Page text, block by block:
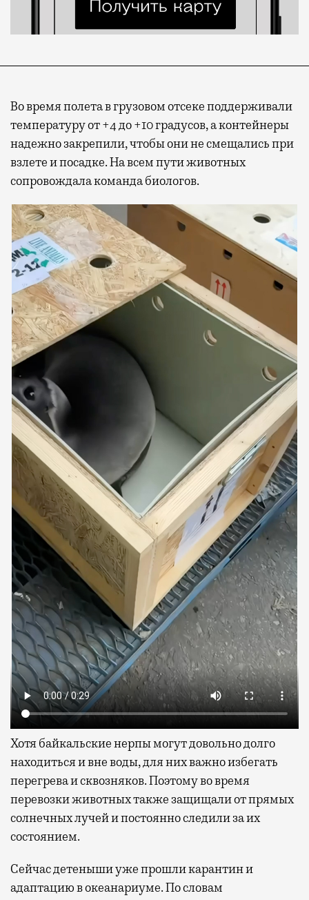
Во время полета в грузовом отсеке поддерживали
температуру от +4 до +10 градусов, а контейнеры
надежно закрепили, чтобы они не смещались при
взлете и посадке. На всем пути животных
сопровождала команда биологов.
Хотя байкальские нерпы могут довольно долго
находиться и вне воды, для них важно избегать
перегрева и сквозняков. Поэтому во время
перевозки животных также защищали от прямых
солнечных лучей и постоянно следили за их
состоянием.
Сейчас детеныши уже прошли карантин и
адаптацию в океанариуме. По словам